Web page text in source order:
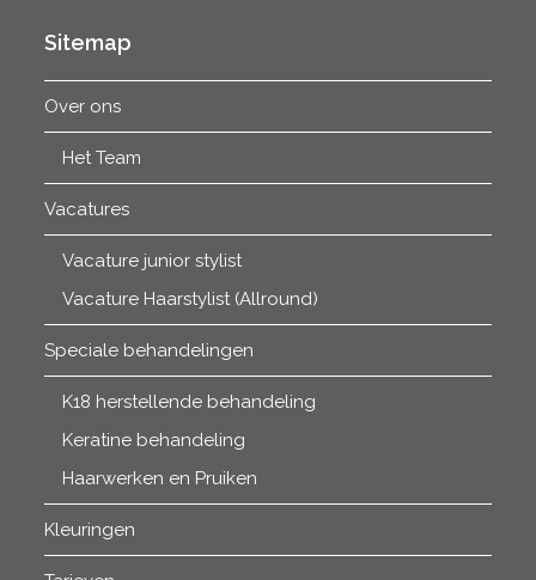
Sitemap
Over ons
Het Team
Vacatures
Vacature junior stylist
Vacature Haarstylist (Allround)
Speciale behandelingen
K18 herstellende behandeling
Keratine behandeling
Haarwerken en Pruiken
Kleuringen